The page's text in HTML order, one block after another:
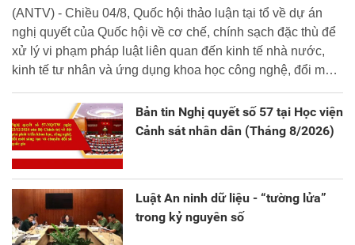
(ANTV) - Chiều 04/8, Quốc hội thảo luận tại tổ về dự án
nghị quyết của Quốc hội về cơ chế, chính sạch đặc thù để
xử lý vi phạm pháp luật liên quan đến kinh tế nhà nước,
kinh tế tư nhân và ứng dụng khoa học công nghệ, đổi mới
Bản tin Nghị quyết số 57 tại Học viện
Cảnh sát nhân dân (Tháng 8/2026)
Luật An ninh dữ liệu - “tường lửa”
trong kỷ nguyên số